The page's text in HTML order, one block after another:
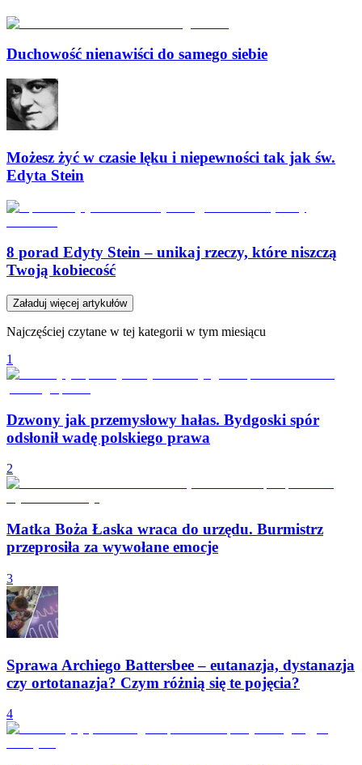
Duchowość nienawiści do samego siebie
Możesz żyć w czasie lęku i niepewności tak jak św.
Edyta Stein
8 porad Edyty Stein – unikaj rzeczy, które niszczą
Twoją kobiecość
Załaduj więcej artykułów
Najczęściej czytane w tej kategorii w tym miesiącu
1
Dzwony jak przemysłowy hałas. Bydgoski spór
odsłonił wadę polskiego prawa
2
Matka Boża Łaska wraca do urzędu. Burmistrz
przeprosiła za wywołane emocje
3
Sprawa Archiego Battersbee – eutanazja, dystanazja
czy ortotanazja? Czym różnią się te pojęcia?
4